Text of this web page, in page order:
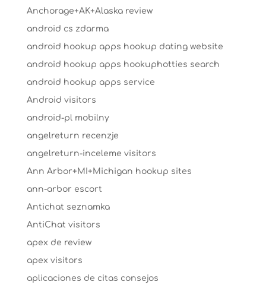
Anchorage+AK+Alaska review
android cs zdarma
android hookup apps hookup dating website
android hookup apps hookuphotties search
android hookup apps service
Android visitors
android-pl mobilny
angelreturn recenzje
angelreturn-inceleme visitors
Ann Arbor+MI+Michigan hookup sites
ann-arbor escort
Antichat seznamka
AntiChat visitors
apex de review
apex visitors
aplicaciones de citas consejos